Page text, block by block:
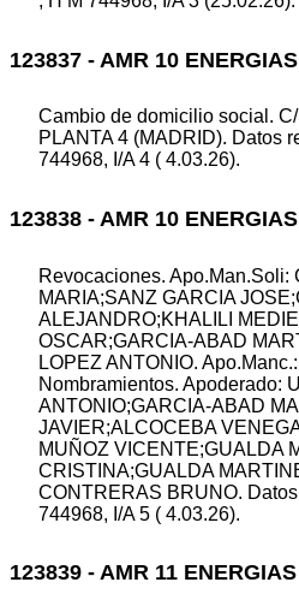
123837 - AMR 10
Cambio de domicilio social.
PLANTA 4 (MADRID). Datos
744968, I/A 4 ( 4.03.26).
123838 - AMR 10
Revocaciones. Apo.Man.Soli:
MARIA;SANZ GARCIA
ALEJANDRO;KHALILI
OSCAR;GARCIA-ABAD
LOPEZ ANTONIO.
Nombramientos. Apoderado:
ANTONIO;GARCIA-ABAD
JAVIER;ALCOCEBA
MUÑOZ VICENTE;GUALDA
CRISTINA;GUALDA
CONTRERAS BRUNO.
744968, I/A 5 ( 4.03.26).
123839 - AMR 11